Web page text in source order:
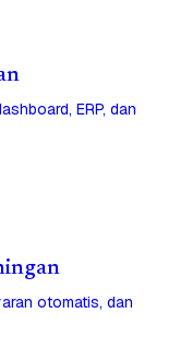
ERP, dan
otomatis, dan